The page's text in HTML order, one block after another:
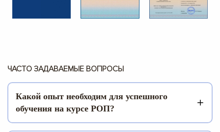
ЧАСТО ЗАДАВАЕМЫЕ ВОПРОСЫ
Какой опыт необходим для успешного
обучения на курсе РОП?